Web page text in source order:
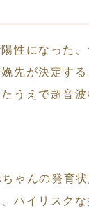
性になった
先が決定す
うえで超音
ゃんの発育
ハイリスク